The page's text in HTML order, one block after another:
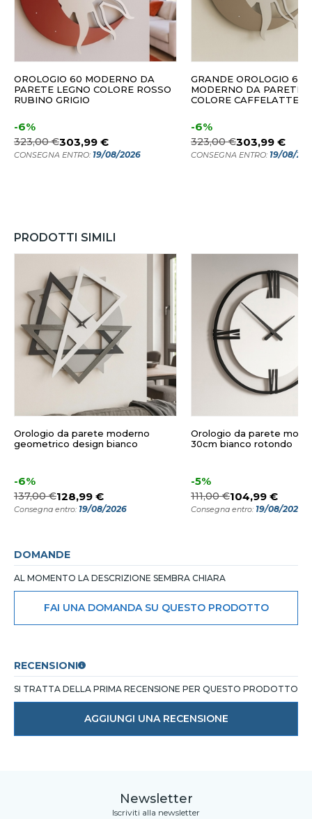
OROLOGIO 60 MODERNO DA
PARETE LEGNO COLORE ROSSO
RUBINO GRIGIO
-6%
323,00 €303,99 €
CONSEGNA ENTRO: 19/08/2026
GRANDE OROLOGIO 60
MODERNO DA PARETE
COLORE CAFFELATTE
-6%
323,00 €303,99 €
CONSEGNA ENTRO: 19/08/
PRODOTTI SIMILI
Orologio da parete moderno
geometrico design bianco
-6%
137,00 €128,99 €
Consegna entro: 19/08/2026
Orologio da parete
30cm bianco rotondo
-5%
111,00 €104,99 €
Consegna entro: 19/08/2026
DOMANDE
AL MOMENTO LA DESCRIZIONE SEMBRA CHIARA
FAI UNA DOMANDA SU QUESTO PRODOTTO
RECENSIONI
SI TRATTA DELLA PRIMA RECENSIONE PER QUESTO PRODOTTO
AGGIUNGI UNA RECENSIONE
Newsletter
Iscriviti alla newsletter